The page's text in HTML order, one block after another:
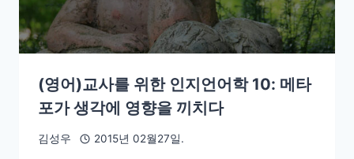
(영어)교사를 위한 인지언어학 10: 메타
포가 생각에 영향을 끼치다
김성우 2015년 02월27일.